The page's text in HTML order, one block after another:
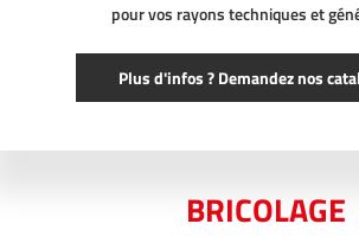
pour vos rayons techniques et
Plus d'infos ? Demandez nos
BRICOLAGE